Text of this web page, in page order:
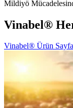
Mildiyö
Vinabel®
Vinabel® Ürün